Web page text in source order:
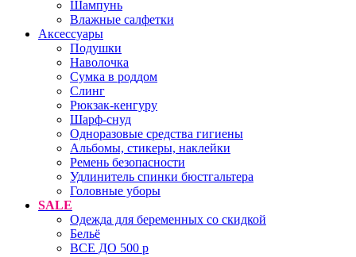
Шампунь
Влажные салфетки
Аксессуары
Подушки
Наволочка
Сумка в роддом
Cлинг
Рюкзак-кенгуру
Шарф-снуд
Одноразовые средства гигиены
Альбомы, стикеры, наклейки
Ремень безопасности
Удлинитель спинки бюстгальтера
Головные уборы
SALE
Одежда для беременных со скидкой
Бельё
ВСЕ ДО 500 р